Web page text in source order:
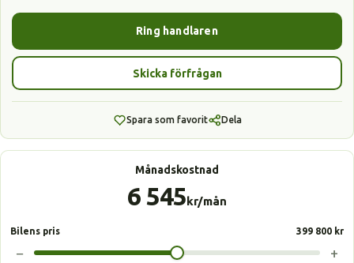
Ring handlaren
Skicka förfrågan
Spara som favorit Dela
Månadskostnad
6 545kr/mån
Bilens pris 399 800 kr
− +